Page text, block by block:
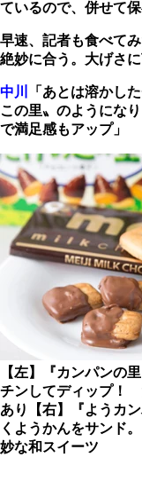
ているので、併せて
早速、記者も食べて
絶妙に合う。大げさ
中川
「あとは溶かし
この里〟のようにな
で満足感もアップ」
【左】『カンパンの
チンしてディップ！
あり【右】『ようカ
くようかんをサンド
妙な和スイーツ